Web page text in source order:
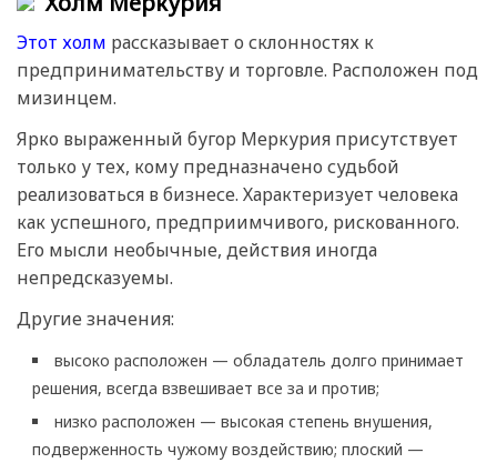
Этот холм рассказывает о склонностях к
предпринимательству и торговле. Расположен под
мизинцем.
Ярко выраженный бугор Меркурия присутствует
только у тех, кому предназначено судьбой
реализоваться в бизнесе. Характеризует человека
как успешного, предприимчивого, рискованного.
Его мысли необычные, действия иногда
непредсказуемы.
Другие значения:
высоко расположен — обладатель долго принимает
решения, всегда взвешивает все за и против;
низко расположен — высокая степень внушения,
подверженность чужому воздействию; плоский —